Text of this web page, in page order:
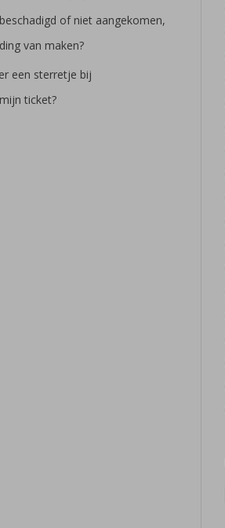
of niet aangekomen,
van maken?
een sterretje bij
ticket?